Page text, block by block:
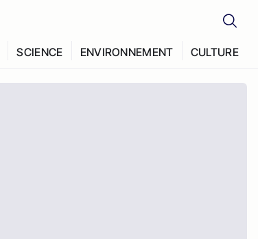
SCIENCE ENVIRONNEMENT CULTURE